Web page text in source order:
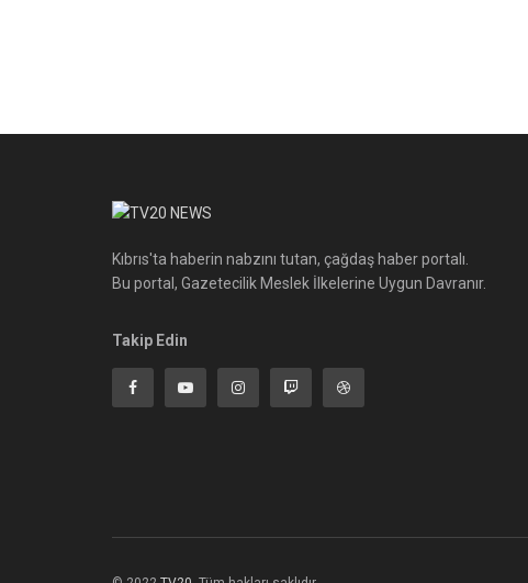
Kıbrıs'ta haberin nabzını tutan, çağdaş haber portalı.
Bu portal, Gazetecilik Meslek İlkelerine Uygun Davranır.
Takip Edin